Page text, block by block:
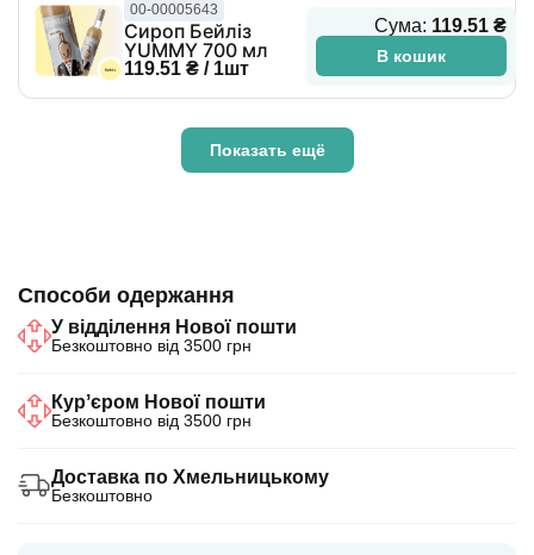
00-00005643
Сироп Бейліз
YUMMY 700 мл
119.51 ₴ / 1шт
Сума: 119.51 ₴
В кошик
Показать ещё
Способи одержання
У відділення Нової пошти
Безкоштовно від 3500 грн
Курʼєром Нової пошти
Безкоштовно від 3500 грн
Доставка по Хмельницькому
Безкоштовно